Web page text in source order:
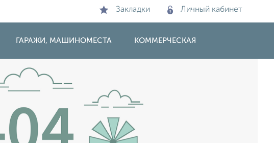
Закладки Личный кабинет
ГАРАЖИ, МАШИНОМЕСТА КОММЕРЧЕСКАЯ